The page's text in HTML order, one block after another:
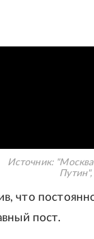
Источник:
что
пост.